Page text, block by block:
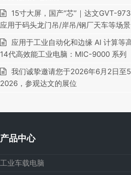
15寸大屏，国产“芯”｜达文GVT-
应用于码头龙门吊/岸吊/钢厂天车等场景
应用于工业自动化和边缘 AI 计算等
14代高效能工业电脑：MIC-9000 系列
我们诚挚邀请您于2026年6月2日至
2026，参观达文的展位
产品中心
工业车载电脑